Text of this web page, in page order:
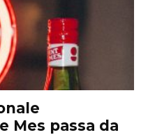
Mes passa da